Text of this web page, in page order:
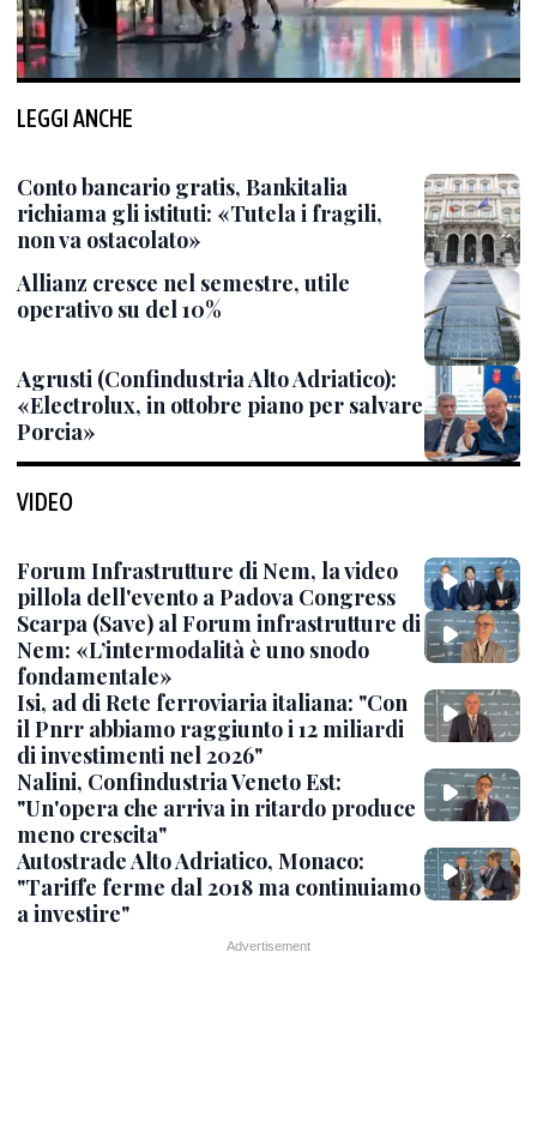
LEGGI ANCHE
Conto bancario gratis, Bankitalia
richiama gli istituti: «Tutela i fragili,
non va ostacolato»
Allianz cresce nel semestre, utile
operativo su del 10%
Agrusti (Confindustria Alto Adriatico):
«Electrolux, in ottobre piano per salvare
Porcia»
VIDEO
Forum Infrastrutture di Nem, la video
pillola dell'evento a Padova Congress
Scarpa (Save) al Forum infrastrutture di
Nem: «L’intermodalità è uno snodo
fondamentale»
Isi, ad di Rete ferroviaria italiana: "Con
il Pnrr abbiamo raggiunto i 12 miliardi
di investimenti nel 2026"
Nalini, Confindustria Veneto Est:
"Un'opera che arriva in ritardo produce
meno crescita"
Autostrade Alto Adriatico, Monaco:
"Tariffe ferme dal 2018 ma continuiamo
a investire"